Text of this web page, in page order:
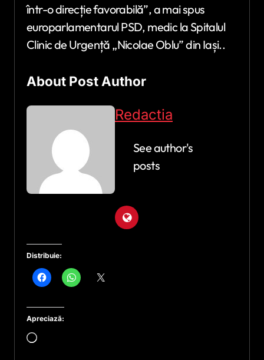
într-o direcție favorabilă”, a mai spus
europarlamentarul PSD, medic la Spitalul
Clinic de Urgență „Nicolae Oblu” din Iași..​
About Post Author
Redactia
See author's
posts
Distribuie:
Apreciază:
Încarc...